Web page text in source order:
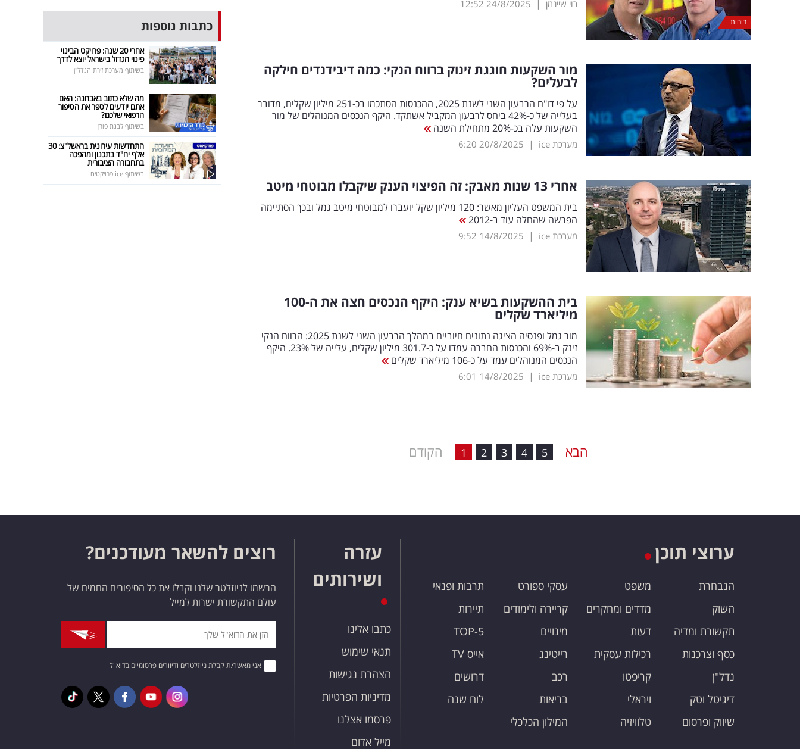
דוחות
רוי שיינמן |
24/8/2025
12:52
מור השקעות חוגגת זינוק ברווח הנקי: כמה דיבידנדים חילקה
לבעלים?
על פי דו"ח הרבעון השני לשנת 2025, ההכנסות הסתכמו בכ-251 מיליון שקלים, מדובר
בעלייה של כ-42% ביחס לרבעון המקביל אשתקד. היקף הנכסים המנוהלים של מור
השקעות עלה בכ-20% מתחילת השנה
מערכת ice |
20/8/2025
6:20
אחרי 13 שנות מאבק: זה הפיצוי הענק שיקבלו מבוטחי מיטב
בית המשפט העליון מאשר: 120 מיליון שקל יועברו למבוטחי מיטב גמל ובכך הסתיימה
הפרשה שהחלה עוד ב-2012
מערכת ice |
14/8/2025
9:52
בית ההשקעות בשיא ענק: היקף הנכסים חצה את ה-100
מיליארד שקלים
מור גמל ופנסיה הציגה נתונים חיוביים במהלך הרבעון השני לשנת 2025: הרווח הנקי
זינק ב-69% והכנסות החברה עמדו על כ-301.7 מיליון שקלים, עלייה של 23%. היקף
הנכסים המנוהלים עמד על כ-106 מיליארד שקלים
מערכת ice |
14/8/2025
6:01
הקודם 1 2 3 4 5 הבא
כתבות נוספות
אחרי 20 שנה: פרויקט הבינוי
פינוי הגדול בישראל יוצא לדרך
בשיתוף מערכת זירת הנדל"ן
מה שלא כתוב באבחנה: האם
אתם יודעים לספר את הסיפור
הרפואי שלכם?
בשיתוף לבנת פורן
התחדשות עירונית בראשל"צ: 30
אלף יח"ד בתכנון ומהפכה
בתחבורה הציבורית
בשיתוף ice פרויקטים
ערוצי תוכן
הנבחרת
השוק
תקשורת ומדיה
כסף וצרכנות
נדל"ן
דיגיטל וטק
שיווק ופרסום
משפט
מדדים ומחקרים
דעות
רכילות עסקית
קריפטו
ויראלי
טלוויזיה
עסקי ספורט
קריירה ולימודים
מינויים
רייטינג
רכב
בריאות
המילון הכלכלי
תרבות ופנאי
תיירות
TOP-5
אייס TV
דרושים
לוח שנה
עזרה
ושירותים
כתבו אלינו
תנאי שימוש
הצהרת נגישות
מדיניות הפרטיות
פרסמו אצלנו
מייל אדום
רוצים להשאר מעודכנים?
הרשמו לניוזלטר שלנו וקבלו את כל הסיפורים החמים של
עולם התקשורת ישרות למייל
אני מאשר/ת קבלת ניוזלטרים ודיוורים פרסומיים בדוא"ל